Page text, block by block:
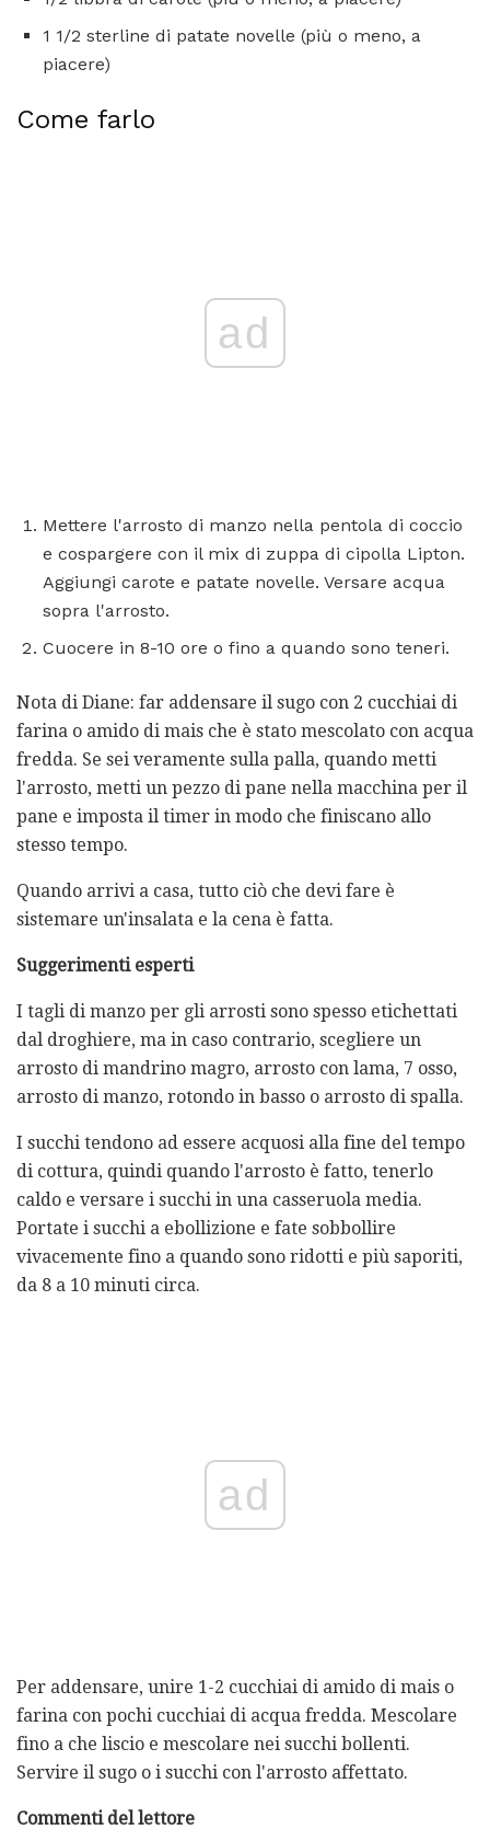
1 1/2 sterline di patate novelle (più o meno, a
piacere)
Come farlo
ad
Mettere l'arrosto di manzo nella pentola di coccio
e cospargere con il mix di zuppa di cipolla Lipton.
Aggiungi carote e patate novelle. Versare acqua
sopra l'arrosto.
Cuocere in 8-10 ore o fino a quando sono teneri.
Nota di Diane: far addensare il sugo con 2 cucchiai di
farina o amido di mais che è stato mescolato con acqua
fredda. Se sei veramente sulla palla, quando metti
l'arrosto, metti un pezzo di pane nella macchina per il
pane e imposta il timer in modo che finiscano allo
stesso tempo.
Quando arrivi a casa, tutto ciò che devi fare è
sistemare un'insalata e la cena è fatta.
Suggerimenti esperti
I tagli di manzo per gli arrosti sono spesso etichettati
dal droghiere, ma in caso contrario, scegliere un
arrosto di mandrino magro, arrosto con lama, 7 osso,
arrosto di manzo, rotondo in basso o arrosto di spalla.
I succhi tendono ad essere acquosi alla fine del tempo
di cottura, quindi quando l'arrosto è fatto, tenerlo
caldo e versare i succhi in una casseruola media.
Portate i succhi a ebollizione e fate sobbollire
vivacemente fino a quando sono ridotti e più saporiti,
da 8 a 10 minuti circa.
ad
Per addensare, unire 1-2 cucchiai di amido di mais o
farina con pochi cucchiai di acqua fredda. Mescolare
fino a che liscio e mescolare nei succhi bollenti.
Servire il sugo o i succhi con l'arrosto affettato.
Commenti del lettore